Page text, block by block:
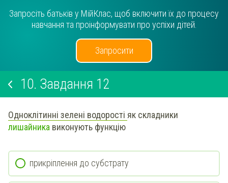
Запросіть батьків у МійКлас, щоб включити їх до процесу
навчання та проінформувати про успіхи дітей.
Запросити
10. Завдання 12
Одноклітинні зелені водорості як складники
лишайника виконують функцію
прикріплення до субстрату